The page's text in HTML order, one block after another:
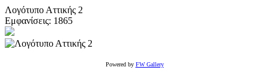
Λογότυπο Αττικής 2
Εμφανίσεις: 1865
Powered by FW Gallery